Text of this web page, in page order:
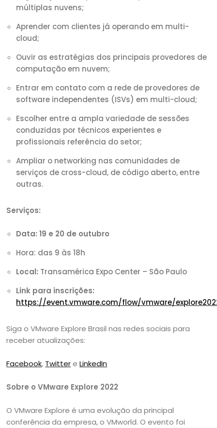
múltiplas nuvens;
Aprender com clientes já operando em multi-
cloud;
Ouvir as estratégias dos principais provedores de
computação em nuvem;
Entrar em contato com a rede de provedores de
software independentes (ISVs) em multi-cloud;
Escolher entre a ampla variedade de sessões
conduzidas por técnicos experientes e
profissionais referência do setor;
Ampliar o networking nas comunidades de
serviços de cross-cloud, de código aberto, entre
outras.
Serviços:
Data:19 e 20 de outubro
Hora: das 9 às 18h
Local: Transamérica Expo Center – São Paulo
Link para inscrições:
https://event.vmware.com/flow/vmware/
Siga o VMware Explore Brasil nas redes sociais para
receber atualizações:
Facebook, TwittereLinkedIn
Sobre o VMware Explore 2022
O VMware Explore é uma evolução da principal
conferência da empresa, o VMworld. O evento foi